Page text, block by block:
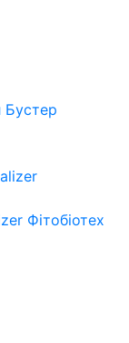
Бустер
Фітобіотех